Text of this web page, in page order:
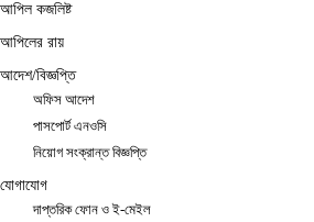
আপিল কজলিষ্ট
আপিলের রায়
আদেশ/বিজ্ঞপ্তি
অফিস আদেশ
পাসপোর্ট এনওসি
নিয়োগ সংক্রান্ত বিজ্ঞপ্তি
যোগাযোগ
দাপ্তরিক ফোন ও ই-মেইল